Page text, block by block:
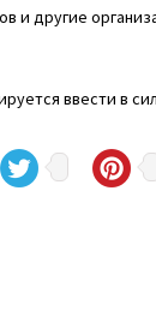
и другие
ввести в